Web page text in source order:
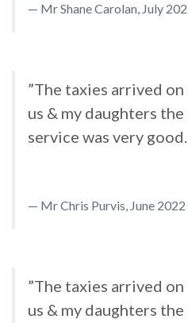
Mr Shane Carolan, July
”The taxies arrived
us & my daughters
service was very
Mr Chris Purvis, June 2022
”The taxies arrived
us & my daughters